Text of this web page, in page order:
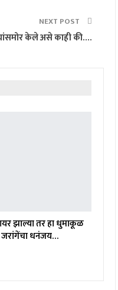
NEXT POST
केले असे काही की….
झाल्या तर हा धुमाकूळ
धनंजय…